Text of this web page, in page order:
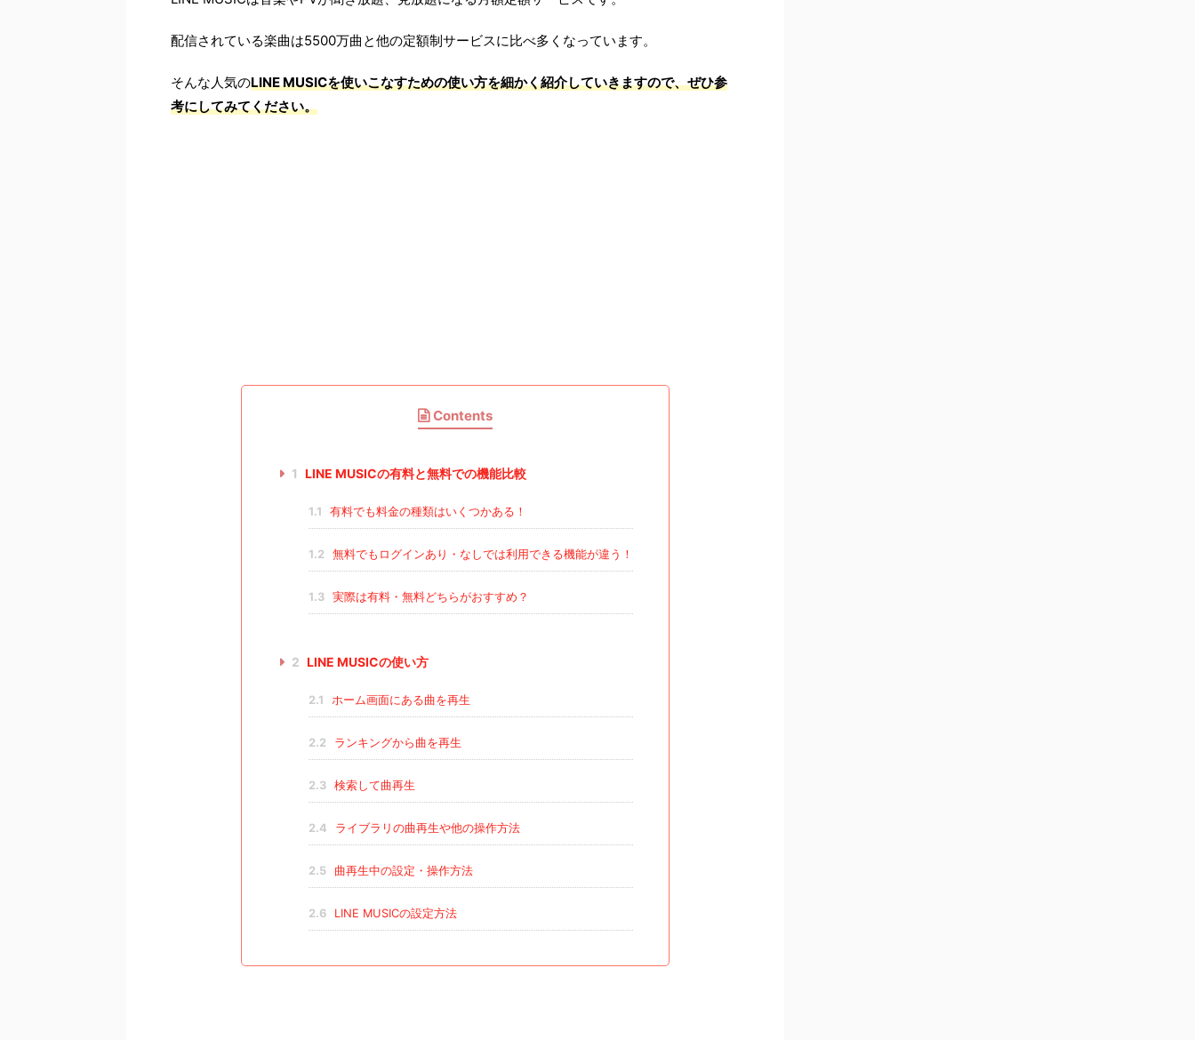
配信されている楽曲は5500万曲と他の定額制サービスに比べ多くなっています。
そんな人気のLINE MUSICを使いこなすための使い方を細かく紹介していきますので、ぜひ参
考にしてみてください。
Contents
1 LINE MUSICの有料と無料での機能比較
1.1 有料でも料金の種類はいくつかある！
1.2 無料でもログインあり・なしでは利用できる機能が違う！
1.3 実際は有料・無料どちらがおすすめ？
2 LINE MUSICの使い方
2.1 ホーム画面にある曲を再生
2.2 ランキングから曲を再生
2.3 検索して曲再生
2.4 ライブラリの曲再生や他の操作方法
2.5 曲再生中の設定・操作方法
2.6 LINE MUSICの設定方法